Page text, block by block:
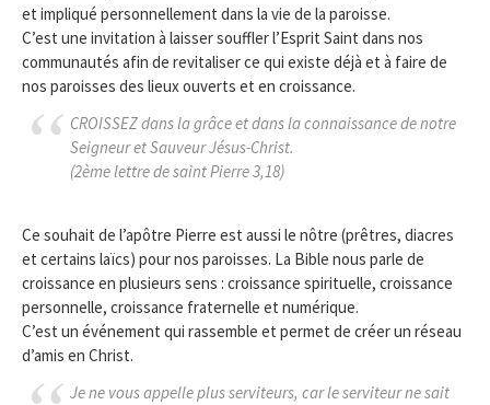
et impliqué personnellement dans la vie de la paroisse.
C’est une invitation à laisser souffler l’Esprit Saint dans nos
communautés afin de revitaliser ce qui existe déjà et à faire de
nos paroisses des lieux ouverts et en croissance.
CROISSEZ dans la grâce et dans la connaissance de notre
Seigneur et Sauveur Jésus-Christ.
(2ème lettre de saint Pierre 3,18)
Ce souhait de l’apôtre Pierre est aussi le nôtre (prêtres, diacres
et certains laïcs) pour nos paroisses. La Bible nous parle de
croissance en plusieurs sens : croissance spirituelle, croissance
personnelle, croissance fraternelle et numérique.
C’est un événement qui rassemble et permet de créer un réseau
d’amis en Christ.
Je ne vous appelle plus serviteurs, car le serviteur ne sait